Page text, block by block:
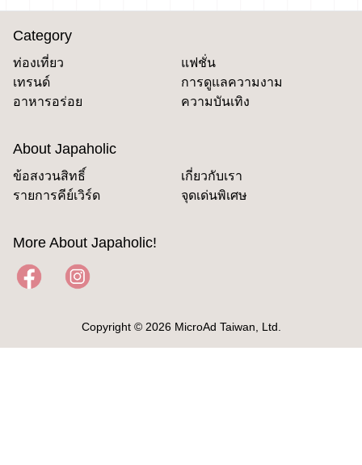
Category
ท่องเที่ยว
แฟชั่น
เทรนด์
การดูแลความงาม
อาหารอร่อย
ความบันเทิง
About Japaholic
ข้อสงวนสิทธิ์
เกี่ยวกับเรา
รายการคีย์เวิร์ด
จุดเด่นพิเศษ
More About Japaholic!
Copyright © 2026 MicroAd Taiwan, Ltd.